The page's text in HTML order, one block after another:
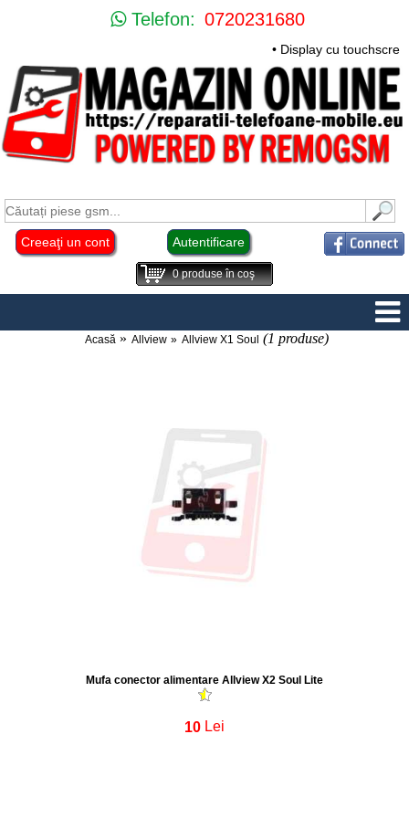
Telefon: 0720231680
• Display cu
Creeaţi un cont Autentificare
0produse în coş
Acasă Allview Allview X1 Soul (1 produse)
Mufa conector alimentare Allview X2 Soul Lite
10 Lei